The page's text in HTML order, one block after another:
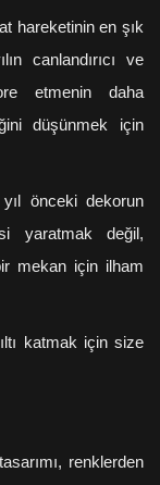
hareketinin en şık
canlandırıcı ve
etmenin daha
düşünmek için
önceki dekorun
yaratmak değil,
mekan için ilham
katmak için size
renklerden